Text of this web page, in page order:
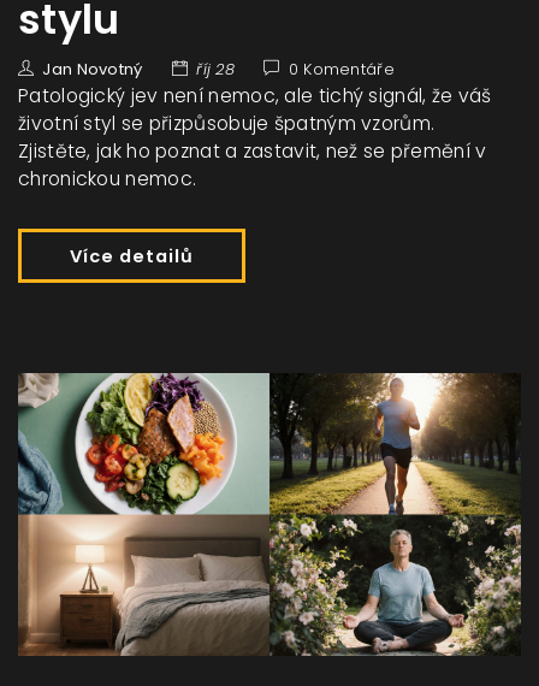
stylu
Jan Novotný říj 28 0 Komentáře
Patologický jev není nemoc, ale tichý signál, že váš
životní styl se přizpůsobuje špatným vzorům.
Zjistěte, jak ho poznat a zastavit, než se přemění v
chronickou nemoc.
Více detailů